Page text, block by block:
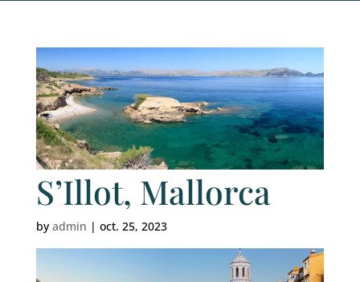
S’Illot, Mallorca
by admin | oct. 25, 2023